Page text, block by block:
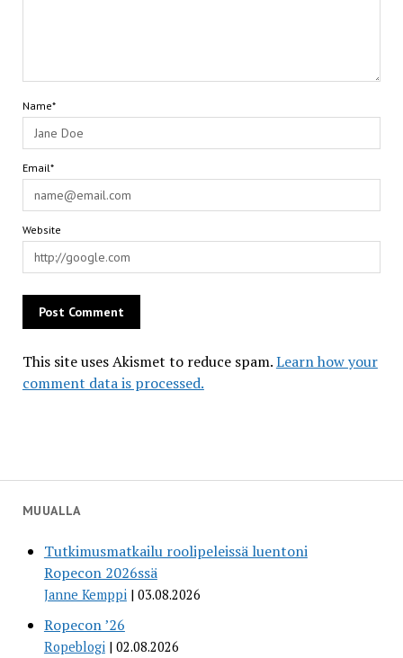
MUUALLA
Tutkimusmatkailu roolipeleissä luentoni
Ropecon 2026ssä
Janne Kemppi 03.08.2026
Ropecon ’26
Ropeblogi 02.08.2026
Name*
Email*
Website
This site uses Akismet to reduce spam.Learn how your
comment data is processed.